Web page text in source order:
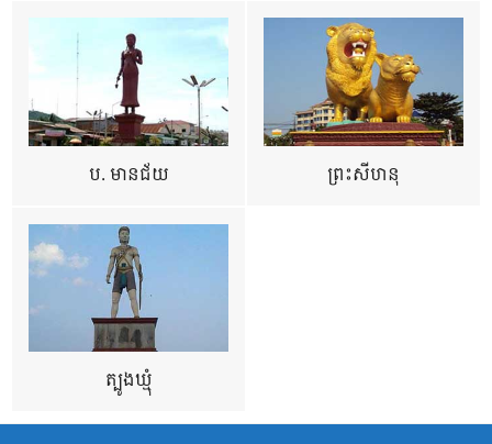
ប. មានជ័យ ព្រះសីហនុ
ត្បូងឃ្មុំ